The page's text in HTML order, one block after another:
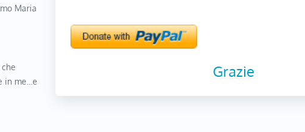
Maria
in me…e
Grazie